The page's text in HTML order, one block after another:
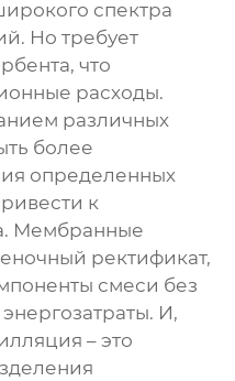
спектра
Но требует
что
расходы.
различных
более
определенных
к
Мембранные
ректификат,
смеси без
И,
– это